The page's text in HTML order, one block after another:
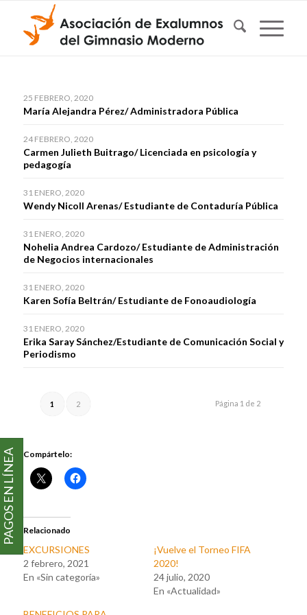
25 FEBRERO, 2020
María Alejandra Pérez/ Administradora Pública
24 FEBRERO, 2020
Carmen Julieth Buitrago/ Licenciada en psicología y
pedagogía
31 ENERO, 2020
Wendy Nicoll Arenas/ Estudiante de Contaduría Pública
31 ENERO, 2020
Nohelia Andrea Cardozo/ Estudiante de Administración
de Negocios internacionales
31 ENERO, 2020
Karen Sofía Beltrán/ Estudiante de Fonoaudiología
31 ENERO, 2020
Erika Saray Sánchez/Estudiante de Comunicación Social y
Periodismo
Página 1 de 2
1 2
Compártelo:
Relacionado
EXCURSIONES
2 febrero, 2021
En «Sin categoría»
¡Vuelve el Torneo FIFA
2020!
24 julio, 2020
En «Actualidad»
PAGOS EN LÍNEA